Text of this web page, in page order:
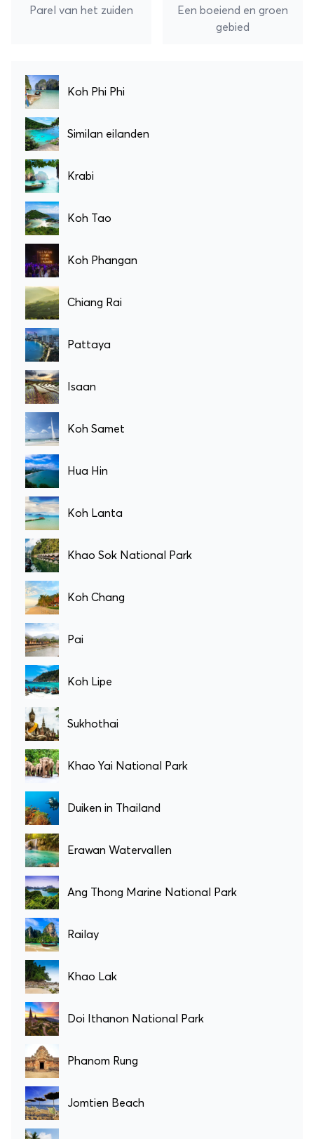
Parel van het zuiden
Een boeiend en groen
gebied
Koh Phi Phi
Similan eilanden
Krabi
Koh Tao
Koh Phangan
Chiang Rai
Pattaya
Isaan
Koh Samet
Hua Hin
Koh Lanta
Khao Sok National Park
Koh Chang
Pai
Koh Lipe
Sukhothai
Khao Yai National Park
Duiken in Thailand
Erawan Watervallen
Ang Thong Marine National Park
Railay
Khao Lak
Doi Ithanon National Park
Phanom Rung
Jomtien Beach